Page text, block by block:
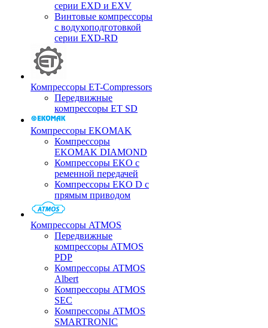
серии EXD и EXV
Винтовые компрессоры
с водухоподготовкой
серии EXD-RD
Компрессоры ET-Compressors
Передвижные
компрессоры ET SD
Компрессоры EKOMAK
Компрессоры
EKOMAK DIAMOND
Компрессоры EKO c
ременной передачей
Компрессоры EKO D с
прямым приводом
Компрессоры ATMOS
Передвижные
компрессоры ATMOS
PDP
Компрессоры ATMOS
Albert
Компрессоры ATMOS
SEC
Компрессоры ATMOS
SMARTRONIC